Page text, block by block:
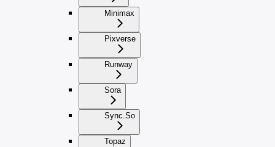
Minimax
Pixverse
Runway
Sora
Sync.So
Topaz